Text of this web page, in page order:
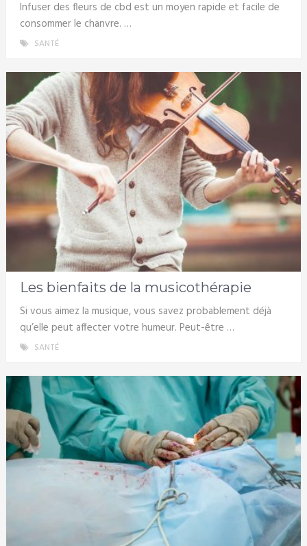
Infuser des fleurs de cbd est un moyen rapide et facile de
consommer le chanvre. …
SANTÉ
Les bienfaits de la musicothérapie
Si vous aimez la musique, vous savez probablement déjà
qu’elle peut affecter votre humeur. Peut-être …
SANTÉ